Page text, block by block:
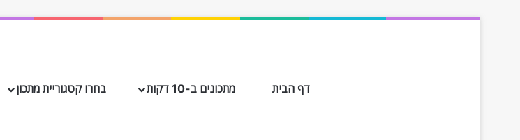
דף הבית מתכונים ב-10 דקות בחרו קטגוריית מתכון